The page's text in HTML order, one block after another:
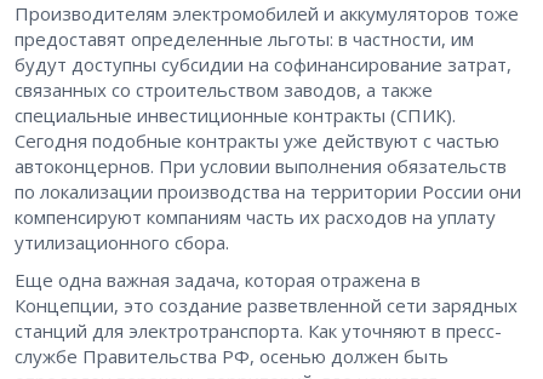
Производителям электромобилей и аккумуляторов тоже
предоставят определенные льготы: в частности, им
будут доступны субсидии на софинансирование затрат,
связанных со строительством заводов, а также
специальные инвестиционные контракты (СПИК).
Сегодня подобные контракты уже действуют с частью
автоконцернов. При условии выполнения обязательств
по локализации производства на территории России они
компенсируют компаниям часть их расходов на уплату
утилизационного сбора.
Еще одна важная задача, которая отражена в
Концепции, это создание разветвленной сети зарядных
станций для электротранспорта. Как уточняют в пресс-
службе Правительства РФ, осенью должен быть